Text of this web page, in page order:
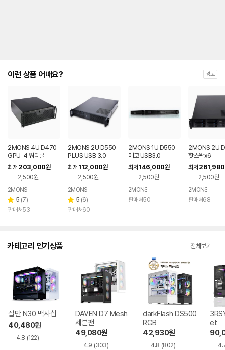
이런 상품 어때요? 광고
2MONS 4U D470
GPU-4 워터쿨
최저 203,000원
2,500원
2MONS
별
점
5 리
뷰
(7)
판매처53
2MONS 2U D550
PLUS USB 3.0
최저 112,000원
2,500원
2MONS
별
점
5 리
뷰
(6)
판매처60
2MONS 1U D550
에코 USB3.0
최저 146,000원
2,500원
2MONS
판매처50
2MONS 2U
핫스왑x6
최저 261,980
2,500원
2MONS
판매처68
카테고리 인기상품 전체보기
잘만 N30 백사십
40,480원
4.8 (122)
DAVEN D7 Mesh
세븐팬
49,080원
4.9 (303)
darkFlash DS500
RGB
42,930원
4.8 (802)
et